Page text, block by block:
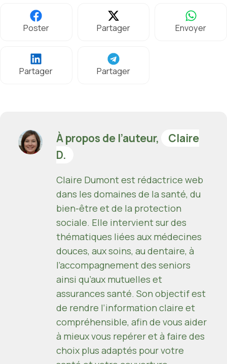
Poster Partager Envoyer
Partager Partager
À propos de l’auteur,
Claire
D.
Claire Dumont est rédactrice web
dans les domaines de la santé, du
bien-être et de la protection
sociale. Elle intervient sur des
thématiques liées aux médecines
douces, aux soins, au dentaire, à
l’accompagnement des seniors
ainsi qu’aux mutuelles et
assurances santé. Son objectif est
de rendre l’information claire et
compréhensible, afin de vous aider
à mieux vous repérer et à faire des
choix plus adaptés pour votre